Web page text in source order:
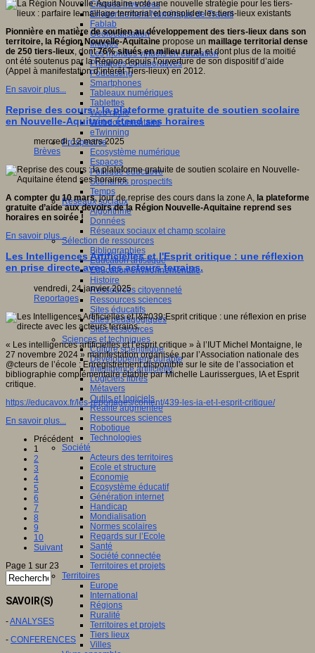
Classes inversées
Environnement Numérique de Travail
Fablab
Géolocalisation
Images
Les mondes virtuels en éducation
Pratiques collaboratives
Podcasting
Smartphones
Tableaux numériques
Tablettes
Web radio
Webdocumentaire
eTwinning
Prospective
Ecosystème numérique
Espaces
Politique éducative
Scénarios prospectifs
Temps
Réseaux sociaux
Algorithme
Données
Réseaux sociaux et champ scolaire
Sélection de ressources
Bibliographies
Education artistique
Education environnementale
Histoire
Ressources citoyenneté
Ressources sciences
Sites éducatifs
Sites pédagogiques
Sites ressources
Sciences et techniques
Culture scientifique
Développement durable
Intelligence artificielle
Logiciels libres
Métavers
Outils et logiciels
Réalité augmentée
Ressources sciences
Robotique
Technologies
Société
Acteurs des territoires
Ecole et structure
Economie
Ecosystème éducatif
Génération internet
Handicap
Mondialisation
Normes scolaires
Regards sur l’Ecole
Santé
Société connectée
Territoires et projets
Territoires
Europe
International
Régions
Ruralité
Territoires et projets
Tiers lieux
Villes
Pionnière en matière de soutien au développement des tiers-lieux dans son
territoire, la Région Nouvelle-Aquitaine propose un maillage territorial dense
de 250 tiers-lieux, dont76% situés en milieu rural, et dont plus de la moitié
ont été soutenus par la Région depuis l’ouverture de son dispositif d’aide
(Appel à manifestation d’intérêt Tiers-lieux) en 2012.
En savoir plus...
Reprise des cours : la plateforme gratuite de soutien scolaire
en Nouvelle-Aquitaine étend ses horaires
mercredi, 12 mars 2025
Brèves
A compter du 10 mars, jour de reprise des cours dans la zone A, la plateforme
gratuite d’aide aux devoirs de la Région Nouvelle-Aquitaine reprend ses
horaires en soirée !
En savoir plus...
Les Intelligences Artificielles et l'Esprit critique : une réflexion
en prise directe avec les acteurs terrains.
vendredi, 24 janvier 2025
Reportages
« Les intelligences artificielles et l’esprit critique » à l’IUT Michel Montaigne, le
27 novembre 2024 » manifestation organisée par l’Association nationale des
@cteurs de l’école : Enregistrement disponible sur le site de l’association et
bibliographie complémentaire établie par Michelle Laurissergues, IA et Esprit
critique.
https://educavox.fr/les-reportages/content/439-les-ia-et-l-esprit-critique/
En savoir plus...
Précédent
1
2
3
4
5
6
7
8
9
10
Suivant
Page 1 sur 23
SAVOIR(S)
-ANALYSES
- CONFERENCES